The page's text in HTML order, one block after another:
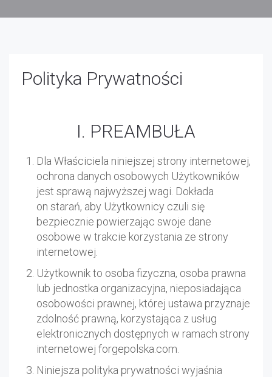
Polityka Prywatności
I. PREAMBUŁA
Dla Właściciela niniejszej strony internetowej,
ochrona danych osobowych Użytkowników
jest sprawą najwyższej wagi. Dokłada
on starań, aby Użytkownicy czuli się
bezpiecznie powierzając swoje dane
osobowe w trakcie korzystania ze strony
internetowej.
Użytkownik to osoba fizyczna, osoba prawna
lub jednostka organizacyjna, nieposiadająca
osobowości prawnej, której ustawa przyznaje
zdolność prawną, korzystająca z usług
elektronicznych dostępnych w ramach strony
internetowej forgepolska.com.
Niniejsza polityka prywatności wyjaśnia